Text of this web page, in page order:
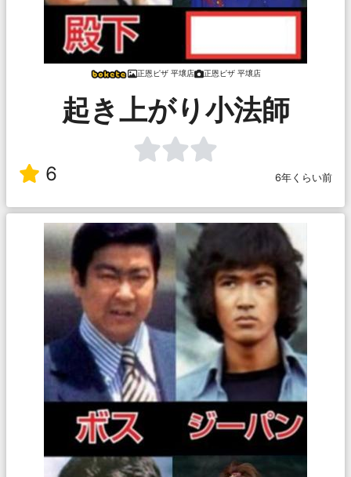
正恩ピザ 平壌店 正恩ピザ 平壌店
起き上がり小法師
6 6年くらい前